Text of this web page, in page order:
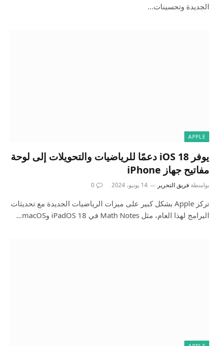
الجديدة وتحسينات…
APPLE
يوفر iOS 18 دعمًا للرياضيات والتحويلات إلى لوحة
مفاتيح جهاز iPhone
بواسطة فريق التحرير 14 يونيو، 2024 0
تركز Apple بشكل كبير على ميزات الرياضيات الجديدة مع تحديثات
البرامج لهذا العام، مثل Math Notes في iPadOS 18 وmacOS…